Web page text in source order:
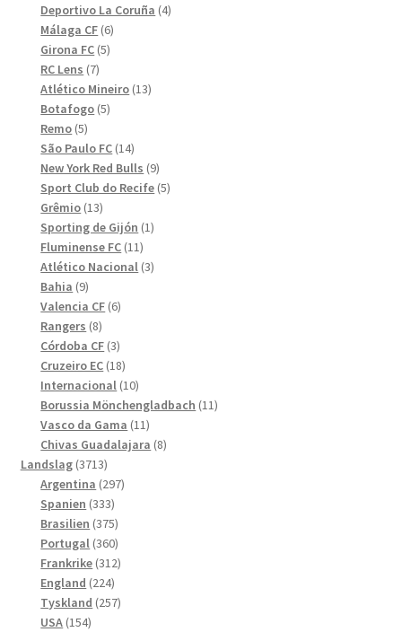
produkter
Deportivo La Coruña 44
Málaga CF 66
Girona FC 55
RC Lens 77
produkter
Atlético Mineiro 1313
Botafogo 55
Remo 55
produkter
São Paulo FC 1414
produkter
New York Red Bulls 99
produkter
Sport Club do Recife 55
Grêmio 1313
produkter
Sporting de Gijón 11
Fluminense FC 1111
produkter
Atlético Nacional 33
Bahia 99
produkter
Valencia CF 66
Rangers 88
produkter
Córdoba CF 33
produkter
Cruzeiro EC 1818
produkter
Internacional 1010
produkter
Borussia Mönchengladbach 1111
Vasco da Gama 1111
produkter
Chivas Guadalajara 88
Landslag 37133713
produkter
Argentina 297297
Spanien 333333
produkter
Brasilien 375375
produkter
Portugal 360360
produkter
Frankrike 312312
England 224224
produkter
Tyskland 257257
USA 154154